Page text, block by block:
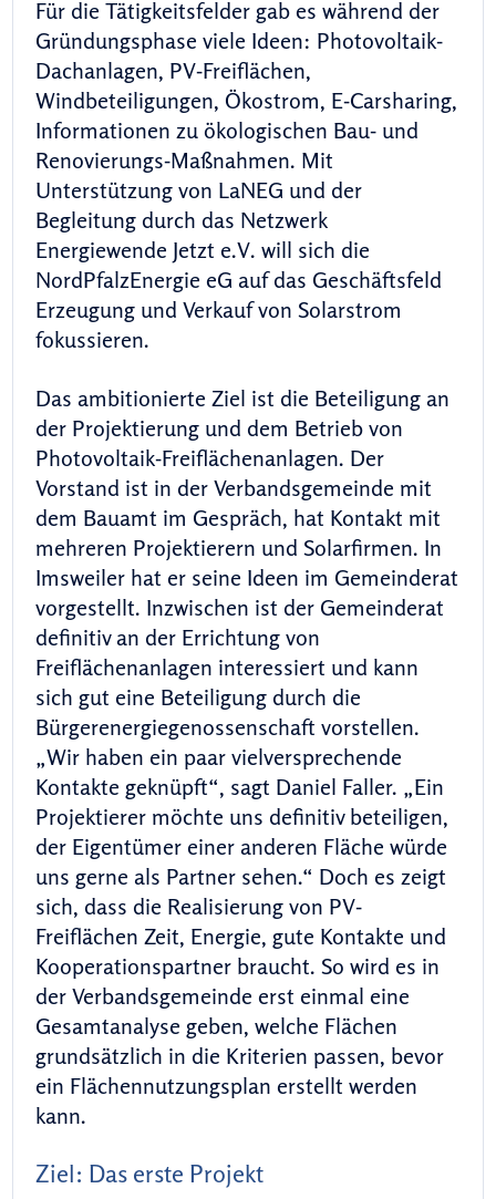
Für die Tätigkeitsfelder gab es während der
Gründungsphase viele Ideen: Photovoltaik-
Dachanlagen, PV-Freiflächen,
Windbeteiligungen, Ökostrom, E-Carsharing,
Informationen zu ökologischen Bau- und
Renovierungs-Maßnahmen. Mit
Unterstützung von LaNEG und der
Begleitung durch das Netzwerk
Energiewende Jetzt e.V. will sich die
NordPfalzEnergie eG auf das Geschäftsfeld
Erzeugung und Verkauf von Solarstrom
fokussieren.
Das ambitionierte Ziel ist die Beteiligung an
der Projektierung und dem Betrieb von
Photovoltaik-Freiflächenanlagen. Der
Vorstand ist in der Verbandsgemeinde mit
dem Bauamt im Gespräch, hat Kontakt mit
mehreren Projektierern und Solarfirmen. In
Imsweiler hat er seine Ideen im Gemeinderat
vorgestellt. Inzwischen ist der Gemeinderat
definitiv an der Errichtung von
Freiflächenanlagen interessiert und kann
sich gut eine Beteiligung durch die
Bürgerenergiegenossenschaft vorstellen.
„Wir haben ein paar vielversprechende
Kontakte geknüpft“, sagt Daniel Faller. „Ein
Projektierer möchte uns definitiv beteiligen,
der Eigentümer einer anderen Fläche würde
uns gerne als Partner sehen.“ Doch es zeigt
sich, dass die Realisierung von PV-
Freiflächen Zeit, Energie, gute Kontakte und
Kooperationspartner braucht. So wird es in
der Verbandsgemeinde erst einmal eine
Gesamtanalyse geben, welche Flächen
grundsätzlich in die Kriterien passen, bevor
ein Flächennutzungsplan erstellt werden
kann.
Ziel: Das erste Projekt